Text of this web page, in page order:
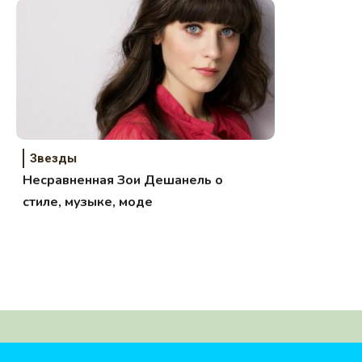
Звезды
Несравненная Зои Дешанель о
стиле, музыке, моде